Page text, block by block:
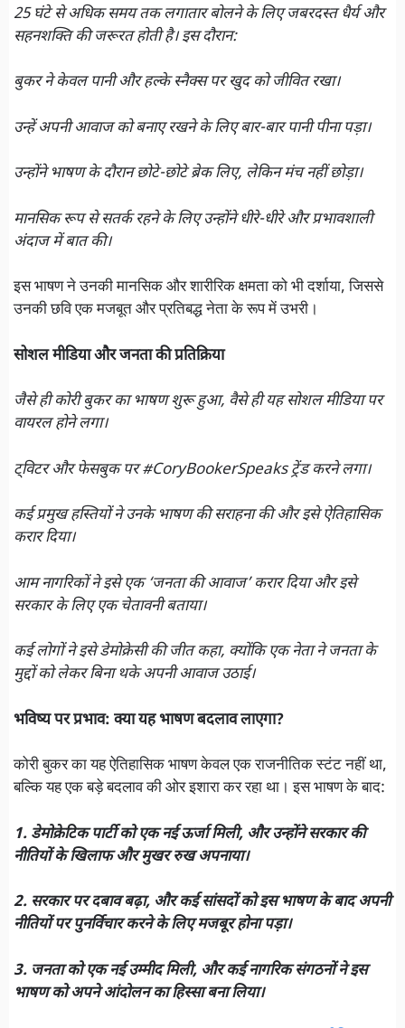
25 घंटे से अधिक समय तक लगातार बोलने के लिए जबरदस्त धैर्य और
सहनशक्ति की जरूरत होती है। इस दौरान:
बुकर ने केवल पानी और हल्के स्नैक्स पर खुद को जीवित रखा।
उन्हें अपनी आवाज को बनाए रखने के लिए बार-बार पानी पीना पड़ा।
उन्होंने भाषण के दौरान छोटे-छोटे ब्रेक लिए, लेकिन मंच नहीं छोड़ा।
मानसिक रूप से सतर्क रहने के लिए उन्होंने धीरे-धीरे और प्रभावशाली
अंदाज में बात की।
इस भाषण ने उनकी मानसिक और शारीरिक क्षमता को भी दर्शाया, जिससे
उनकी छवि एक मजबूत और प्रतिबद्ध नेता के रूप में उभरी।
सोशल मीडिया और जनता की प्रतिक्रिया
जैसे ही कोरी बुकर का भाषण शुरू हुआ, वैसे ही यह सोशल मीडिया पर
वायरल होने लगा।
ट्विटर और फेसबुक पर #CoryBookerSpeaks ट्रेंड करने लगा।
कई प्रमुख हस्तियों ने उनके भाषण की सराहना की और इसे ऐतिहासिक
करार दिया।
आम नागरिकों ने इसे एक ‘जनता की आवाज’ करार दिया और इसे
सरकार के लिए एक चेतावनी बताया।
कई लोगों ने इसे डेमोक्रेसी की जीत कहा, क्योंकि एक नेता ने जनता के
मुद्दों को लेकर बिना थके अपनी आवाज उठाई।
भविष्य पर प्रभाव: क्या यह भाषण बदलाव लाएगा?
कोरी बुकर का यह ऐतिहासिक भाषण केवल एक राजनीतिक स्टंट नहीं था,
बल्कि यह एक बड़े बदलाव की ओर इशारा कर रहा था। इस भाषण के बाद:
1. डेमोक्रेटिक पार्टी को एक नई ऊर्जा मिली, और उन्होंने सरकार की
नीतियों के खिलाफ और मुखर रुख अपनाया।
2. सरकार पर दबाव बढ़ा, और कई सांसदों को इस भाषण के बाद अपनी
नीतियों पर पुनर्विचार करने के लिए मजबूर होना पड़ा।
3. जनता को एक नई उम्मीद मिली, और कई नागरिक संगठनों ने इस
भाषण को अपने आंदोलन का हिस्सा बना लिया।